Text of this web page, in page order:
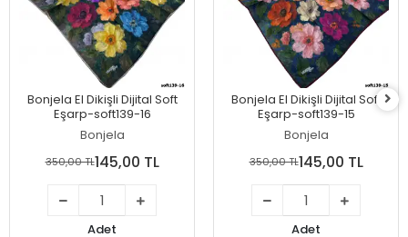
Bonjela El Dikişli Dijital Soft
Eşarp-soft139-16
Bonjela
350,00 TL145,00 TL
Adet
Bonjela El Dikişli Dijital Soft
Eşarp-soft139-15
Bonjela
350,00 TL145,00 TL
Adet